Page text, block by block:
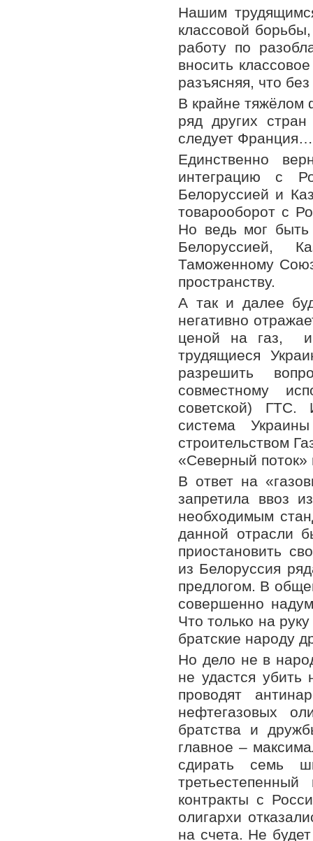
Нашим
классовой
работу по
вносить
разъясняя, что
В крайне тяжёлом
ряд других
следует
Единственно
интеграцию с
Белоруссией и
товарооборот с
Но ведь мог
Белоруссией,
Таможенному
пространству.
А так и далее
негативно
ценой на газ, и
трудящиеся
разрешить
совместному
советской) ГТС.
система
строительством
«Северный
В ответ на
запретила ввоз
необходимым
данной отрасли
приостановить
из Белоруссия
предлогом. В
совершенно
Что только на
братские народу
Но дело не в
не удастся убить
проводят
нефтегазовых
братства и
главное –
сдирать семь
контракты с
олигархи
на счета. Не